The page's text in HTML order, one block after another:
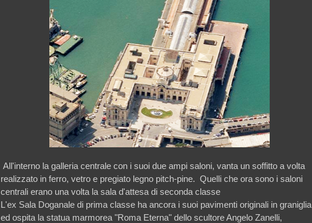
All'interno la galleria centrale con i suoi due ampi saloni, vanta un soffitto a volta
realizzato in ferro, vetro e pregiato legno pitch-pine. Quelli che ora sono i saloni
centrali erano una volta la sala d'attesa di seconda classe
L'ex Sala Doganale di prima classe ha ancora i suoi pavimenti originali in graniglia
ed ospita la statua marmorea "Roma Eterna" dello scultore Angelo Zanelli,